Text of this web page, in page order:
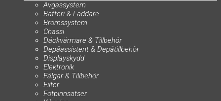
Avgassystem
Batteri & Laddare
Bromssystem
Chassi
Däckvärmare & Tillbehör
Depåassistent & Depåtillbehör
Displayskydd
Elektronik
Fälgar & Tillbehör
Filter
Fotpinnsatser